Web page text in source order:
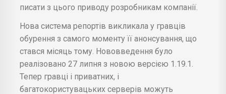
писати з цього приводу розробникам компанії.
Нова система репортів викликала у гравців
обурення з самого моменту її анонсування, що
стався місяць тому. Нововведення було
реалізовано 27 липня з новою версією 1.19.1.
Тепер гравці і приватних, і
багатокористувацьких серверів можуть